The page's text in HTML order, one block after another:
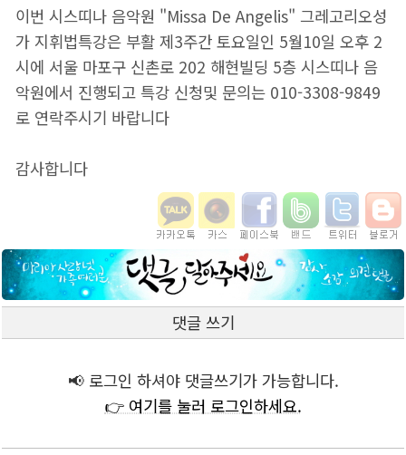
이번 시스띠나 음악원 "Missa De Angelis" 그레고리오성
가 지휘법특강은 부활 제3주간 토요일인 5월10일 오후 2
시에 서울 마포구 신촌로 202 해현빌딩 5층 시스띠나 음
악원에서 진행되고 특강 신청및 문의는 010-3308-9849
로 연락주시기 바랍니다
감사합니다
댓글 쓰기
📢 로그인 하셔야 댓글쓰기가 가능합니다.
👉 여기를 눌러 로그인하세요.